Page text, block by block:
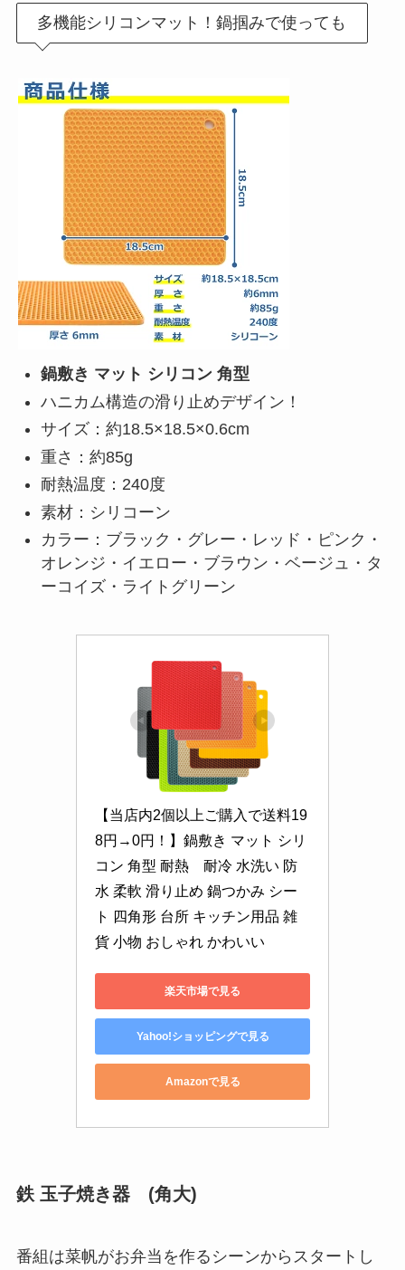
多機能シリコンマット！鍋掴みで使っても
鍋敷き マット シリコン 角型
ハニカム構造の滑り止めデザイン！
サイズ：約18.5×18.5×0.6cm
重さ：約85g
耐熱温度：240度
素材：シリコーン
カラー：ブラック・グレー・レッド・ピンク・
オレンジ・イエロー・ブラウン・ベージュ・タ
ーコイズ・ライトグリーン
【当店内2個以上ご購入で送料19
8円→0円！】鍋敷き マット シリ
コン 角型 耐熱　耐冷 水洗い 防
水 柔軟 滑り止め 鍋つかみ シー
ト 四角形 台所 キッチン用品 雑
貨 小物 おしゃれ かわいい
楽天市場で見る
Yahoo!ショッピングで見る
Amazonで見る
鉄 玉子焼き器 (角大)
番組は菜帆がお弁当を作るシーンからスタートし